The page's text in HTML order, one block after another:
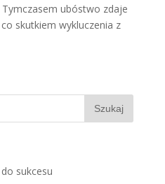
ubóstwo zdaje
skutkiem wykluczenia z
sukcesu